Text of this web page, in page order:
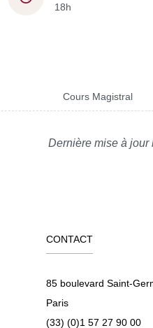
18h
Cours Magistral
Dernière mise à jour
CONTACT
85 boulevard Saint-
Paris
(33) (0)1 57 27 90 00